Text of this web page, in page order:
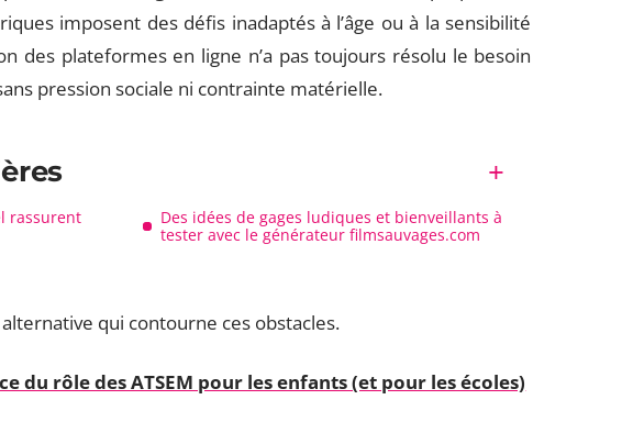
imposent des défis inadaptés à l’âge ou à la sensibilité
des plateformes en ligne n’a pas toujours résolu le besoin
pression sociale ni contrainte matérielle.
rassurent
Des idées de gages ludiques et bienveillants à
tester avec le générateur filmsauvages.com
qui contourne ces obstacles.
du rôle des ATSEM pour les enfants (et pour les écoles)